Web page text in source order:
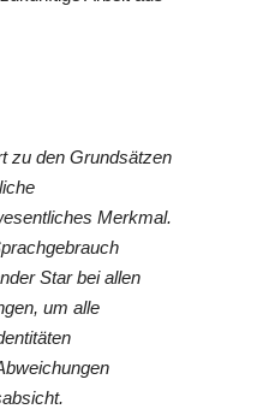
zu den Grundsätzen
Merkmal.
Star bei allen
um alle